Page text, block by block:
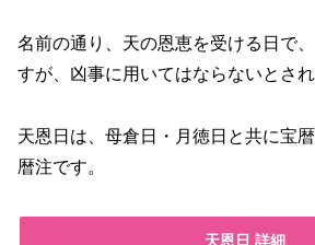
名前の通り、天の恩恵を受ける日で
すが、凶事に用いてはならないとされ
天恩日は、母倉日・月徳日と共に宝
暦注です。
天恩日 詳細